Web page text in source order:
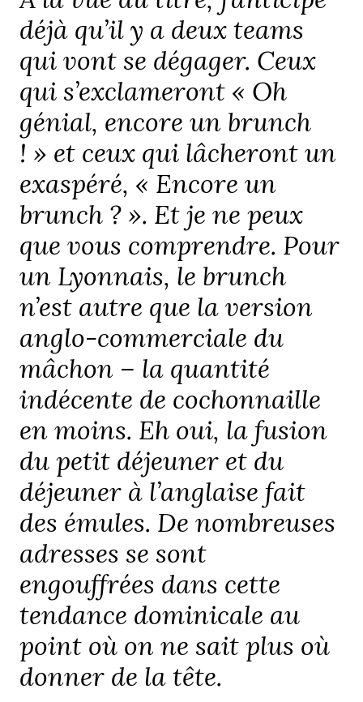
déjà qu’il y a deux teams
qui vont se dégager. Ceux
qui s’exclameront « Oh
génial, encore un brunch
! » et ceux qui lâcheront un
exaspéré, « Encore un
brunch ? ». Et je ne peux
que vous comprendre. Pour
un Lyonnais, le brunch
n’est autre que la version
anglo-commerciale du
mâchon – la quantité
indécente de cochonnaille
en moins. Eh oui, la fusion
du petit déjeuner et du
déjeuner à l’anglaise fait
des émules. De nombreuses
adresses se sont
engouffrées dans cette
tendance dominicale au
point où on ne sait plus où
donner de la tête.